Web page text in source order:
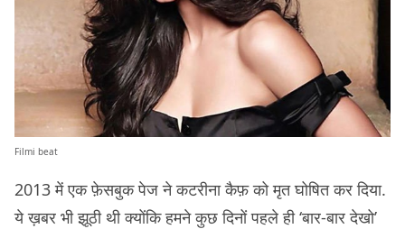
Filmi beat
2013 में एक फ़ेसबुक पेज ने कटरीना कैफ़ को मृत घोषित कर दिया.
ये ख़बर भी झूठी थी क्योंकि हमने कुछ दिनों पहले ही ‘बार-बार देखो’